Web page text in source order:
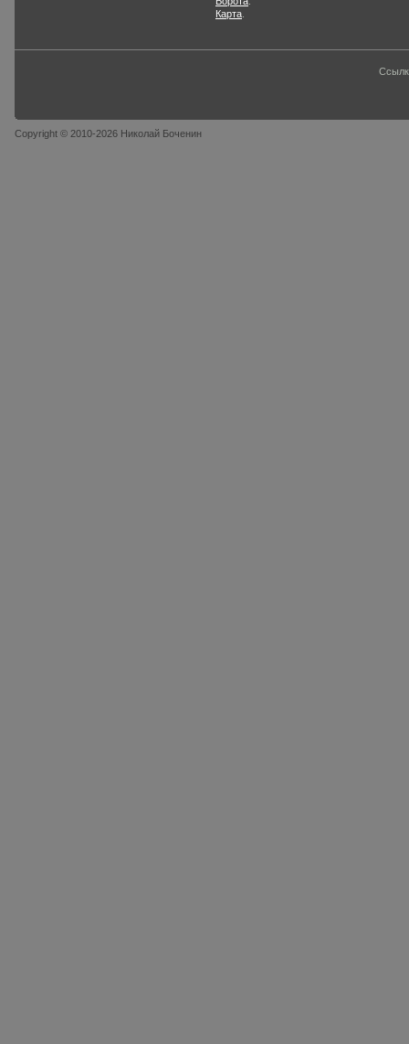
Карта
Copyright © 2010-2026 Николай Боченин